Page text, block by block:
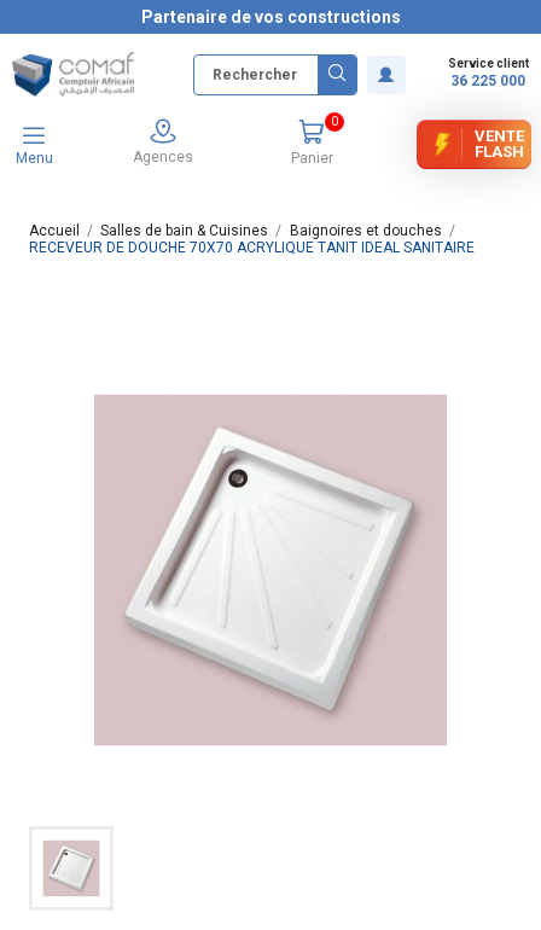
Partenaire de vos constructions
Service client
36 225 000
Menu Agences Panier
0
VENTE
FLASH
Accueil Salles de bain & Cuisines
Baignoires et douches
RECEVEUR DE DOUCHE 70X70 ACRYLIQUE TANIT IDEAL SANITAIRE